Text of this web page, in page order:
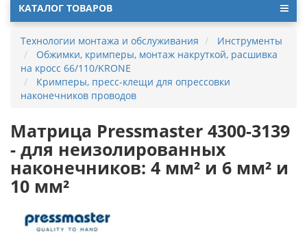
КАТАЛОГ ТОВАРОВ
Технологии монтажа и обслуживания
Инструменты
Обжимки, кримперы, монтаж накруткой, расшивка
на кросс 66/110/KRONE
Кримперы, пресс-клещи для опрессовки
наконечников проводов
Матрица Pressmaster 4300-3139
- для неизолированных
наконечников: 4 мм² и 6 мм² и
10 мм²